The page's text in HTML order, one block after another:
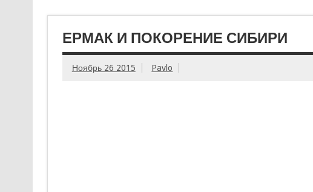
ЕРМАК И ПОКОРЕНИЕ СИБИРИ
Ноябрь 26 2015 Pavlo